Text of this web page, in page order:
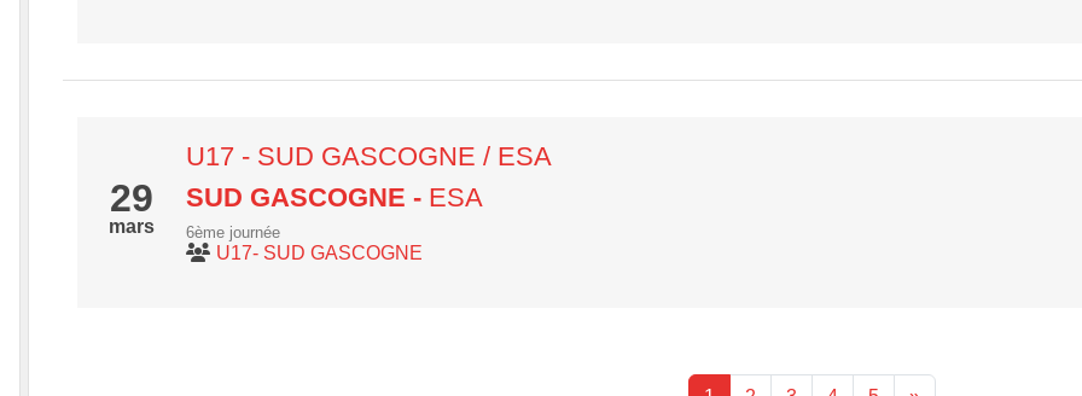
29
mars
U17 - SUD GASCOGNE / ESA
SUD GASCOGNE - ESA
6ème journée
U17- SUD GASCOGNE